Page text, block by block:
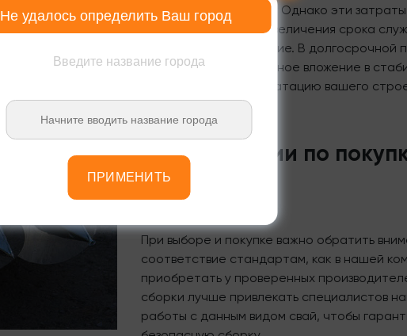
выше, чем на обычные. Однако эти затраты
счет значительного увеличения срока
затрат на обслуживание. В долгосрочной
выбор — это эффективное вложение в
долгосрочную эксплуатацию вашего
Рекомендации по
их сборке
При выборе и покупке важно обратить
соответствие стандартам, как в нашей
приобретать у проверенных
сборки лучше привлекать специалистов
работы с данным видом свай, чтобы
Не удалось определить Ваш город
Введите название города
ПРИМЕНИТЬ